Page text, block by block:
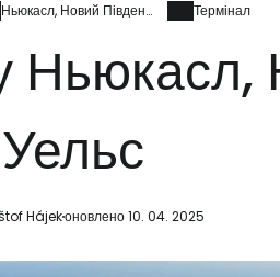
Ньюкасл, Новий Південний Уельс Термінал
Ньюкасл,
Уельс
Hájekоновлено 10. 04. 2025